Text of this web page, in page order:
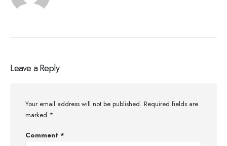
Leave a Reply
Your email address will not be published. Required fields are
marked *
Comment *